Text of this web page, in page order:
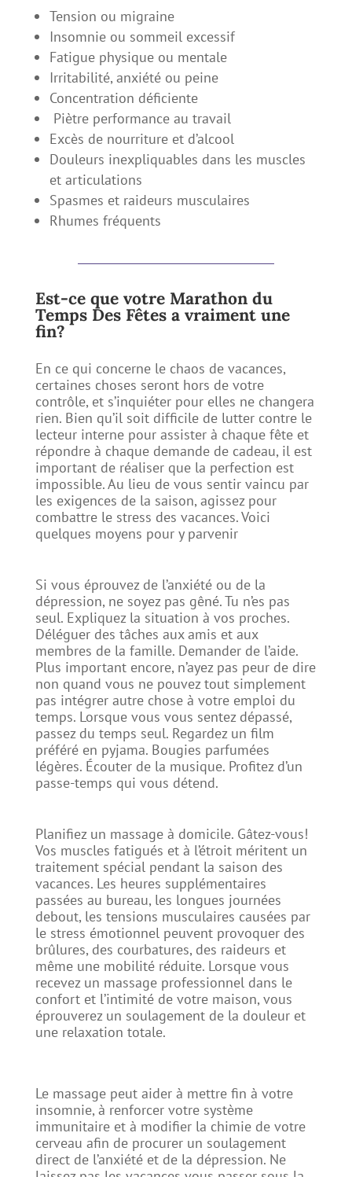
Tension ou migraine
Insomnie ou sommeil excessif
Fatigue physique ou mentale
Irritabilité, anxiété ou peine
Concentration déficiente
Piètre performance au travail
Excès de nourriture et d’alcool
Douleurs inexpliquables dans les muscles
et articulations
Spasmes et raideurs musculaires
Rhumes fréquents
Est-ce que votre Marathon du
Temps Des Fêtes a vraiment une
fin?
En ce qui concerne le chaos de vacances,
certaines choses seront hors de votre
contrôle, et s’inquiéter pour elles ne changera
rien. Bien qu’il soit difficile de lutter contre le
lecteur interne pour assister à chaque fête et
répondre à chaque demande de cadeau, il est
important de réaliser que la perfection est
impossible. Au lieu de vous sentir vaincu par
les exigences de la saison, agissez pour
combattre le stress des vacances. Voici
quelques moyens pour y parvenir
Si vous éprouvez de l’anxiété ou de la
dépression, ne soyez pas gêné. Tu n’es pas
seul. Expliquez la situation à vos proches.
Déléguer des tâches aux amis et aux
membres de la famille. Demander de l’aide.
Plus important encore, n’ayez pas peur de dire
non quand vous ne pouvez tout simplement
pas intégrer autre chose à votre emploi du
temps. Lorsque vous vous sentez dépassé,
passez du temps seul. Regardez un film
préféré en pyjama. Bougies parfumées
légères. Écouter de la musique. Profitez d’un
passe-temps qui vous détend.
Planifiez un massage à domicile. Gâtez-vous!
Vos muscles fatigués et à l’étroit méritent un
traitement spécial pendant la saison des
vacances. Les heures supplémentaires
passées au bureau, les longues journées
debout, les tensions musculaires causées par
le stress émotionnel peuvent provoquer des
brûlures, des courbatures, des raideurs et
même une mobilité réduite. Lorsque vous
recevez un massage professionnel dans le
confort et l’intimité de votre maison, vous
éprouverez un soulagement de la douleur et
une relaxation totale.
Le massage peut aider à mettre fin à votre
insomnie, à renforcer votre système
immunitaire et à modifier la chimie de votre
cerveau afin de procurer un soulagement
direct de l’anxiété et de la dépression. Ne